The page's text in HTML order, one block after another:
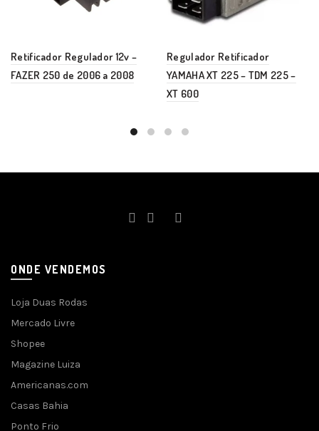
Retificador Regulador 12v –
FAZER 250 de 2006 a 2008
Regulador Retificador
YAMAHA XT 225 – TDM 225 –
XT 600
ONDE VENDEMOS
Loja Duas Rodas
Mercado Livre
Shopee
Magazine Luiza
Americanas.com
Casas Bahia
Ponto Frio